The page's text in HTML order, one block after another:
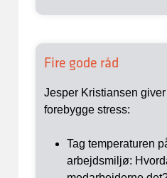
Fire gode råd
Jesper Kristiansen
forebygge stress:
Tag temperaturen
arbejdsmiljø: